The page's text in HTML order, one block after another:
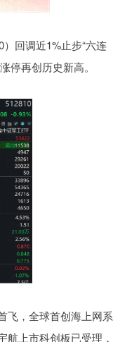
回调近1%止步“六连
停再创历史新高。
，全球首创海上网系
上市科创板已受理，
41.03